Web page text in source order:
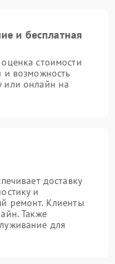
и бесплатная
стоимости
и возможность
или онлайн на
доставку
и
ремонт. Клиенты
Также
для